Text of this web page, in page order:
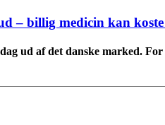
– billig medicin kan
ud af det danske marked.